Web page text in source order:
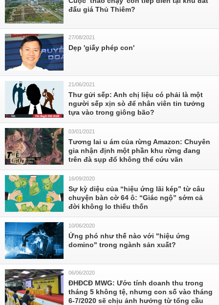
đấu giá Thủ Thiêm?
27/08/2021
Dẹp 'giấy phép con'
21/06/2021
Thư gửi sếp: Anh chị liệu có phải là một
người sếp xịn sò để nhân viên tin tưởng
tựa vào trong giông bão?
03/01/2021
Tương lai u ám của rừng Amazon: Chuyên
gia nhận định một phần khu rừng đang
trên đà sụp đổ không thể cứu vãn
16/09/2020
Sự kỳ diệu của “hiệu ứng lãi kép” từ câu
chuyện bàn cờ 64 ô: “Giác ngộ” sớm cả
đời không lo thiếu thốn
10/06/2020
Ứng phó như thế nào với "hiệu ứng
domino" trong ngành sản xuất?
06/06/2020
ĐHĐCĐ MWG: Ước tính doanh thu trong
tháng 5 không tệ, nhưng con số vào tháng
6-7/2020 sẽ chịu ảnh hưởng từ tổng cầu